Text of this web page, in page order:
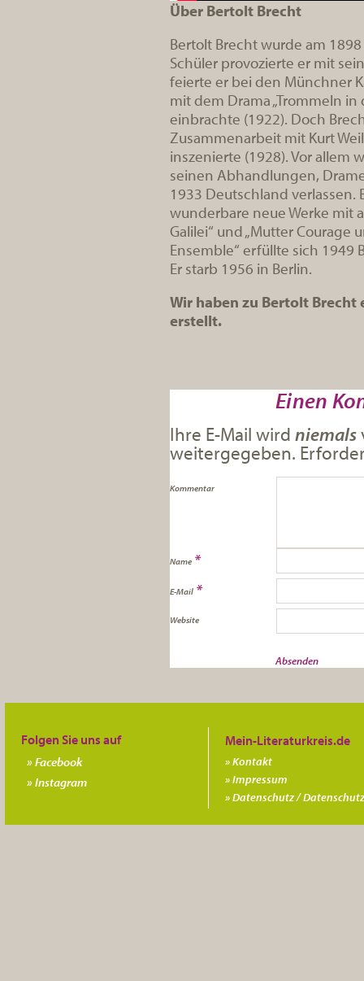
Über Bertolt Brecht
Bertolt Brecht wurde am
Schüler provozierte er mit
feierte er bei den Münchner
mit dem Drama „Trommeln
einbrachte (1922). Doch
Zusammenarbeit mit Kurt
inszenierte (1928). Vor allem
seinen Abhandlungen,
1933 Deutschland verlassen.
wunderbare neue Werke mit
Galilei“ und „Mutter Courage
Ensemble“ erfüllte sich 1949
Er starb 1956 in Berlin.
Wir haben zu Bertolt Brecht
erstellt.
Einen
Ihre E-Mail wird niemals
weitergegeben.
Kommentar
Name *
E-Mail *
Website
Kontakt
Impressum
Datenschutz /
Folgen Sie uns auf
Facebook
Instagram